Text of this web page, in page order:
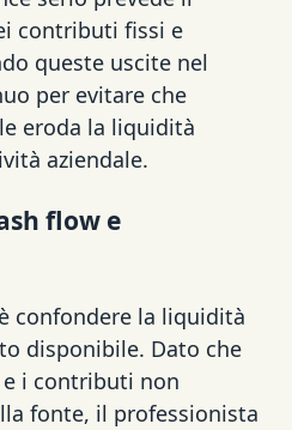
contributi fissi e
queste uscite nel
per evitare che
eroda la liquidità
aziendale.
flow e
confondere la liquidità
disponibile. Dato che
i contributi non
fonte, il professionista